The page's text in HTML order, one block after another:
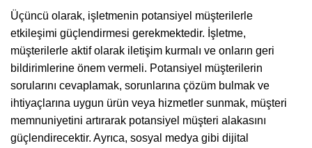
Üçüncü olarak, işletmenin potansiyel müşterilerle
etkileşimi güçlendirmesi gerekmektedir. İşletme,
müşterilerle aktif olarak iletişim kurmalı ve onların geri
bildirimlerine önem vermeli. Potansiyel müşterilerin
sorularını cevaplamak, sorunlarına çözüm bulmak ve
ihtiyaçlarına uygun ürün veya hizmetler sunmak, müşteri
memnuniyetini artırarak potansiyel müşteri alakasını
güçlendirecektir. Ayrıca, sosyal medya gibi dijital